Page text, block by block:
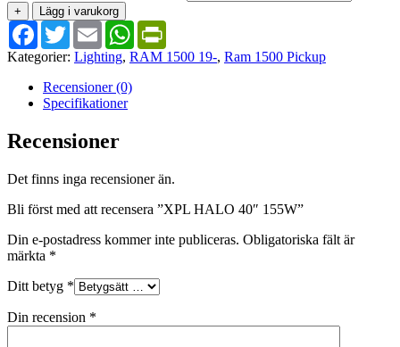
+ Lägg i varukorg
Facebook
TwitterEmail WhatsApp
Kategorier: Lighting, RAM 1500 19-, Ram 1500 Pickup
Recensioner (0)
Specifikationer
Recensioner
Det finns inga recensioner än.
Bli först med att recensera ”XPL HALO 40″ 155W”
Din e-postadress kommer inte publiceras. Obligatoriska fält är
märkta *
Ditt betyg *
Din recension *